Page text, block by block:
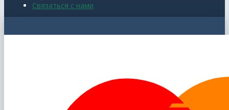
Связаться с нами